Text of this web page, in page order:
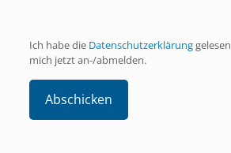
Ich habe die Datenschutzerklärunggelesen
mich jetzt an-/abmelden.